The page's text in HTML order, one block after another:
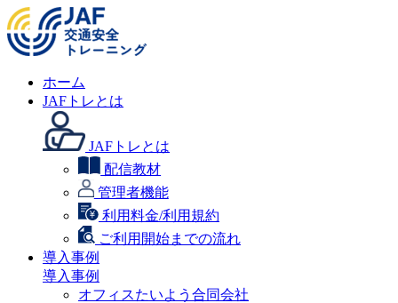
ホーム
JAFトレとは
JAFトレとは
配信教材
管理者機能
利用料金/利用規約
ご利用開始までの流れ
導入事例
導入事例
オフィスたいよう合同会社